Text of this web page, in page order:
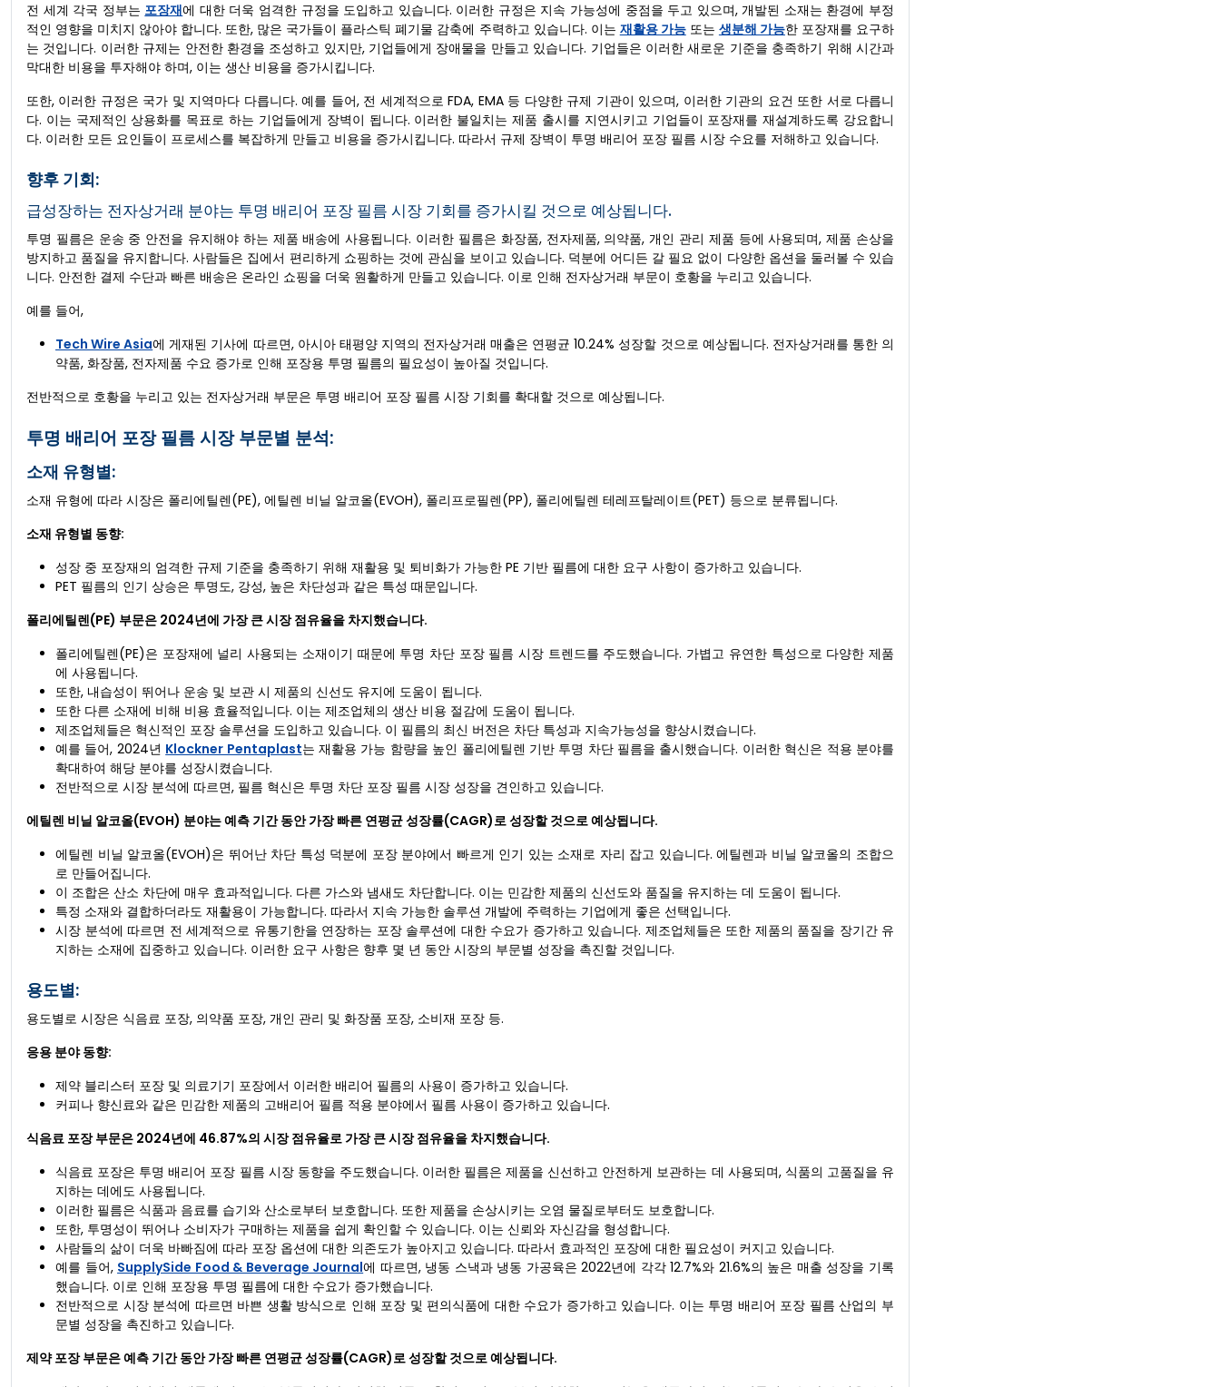
전 세계 각국 정부는 포장재에 대한 더욱 엄격한 규정을 도입하고 있습니다. 이러한 규정은 지속 가능성에 중점을 두고 있으며, 개발된 소재는 환경에 부정
적인 영향을 미치지 않아야 합니다. 또한, 많은 국가들이 플라스틱 폐기물 감축에 주력하고 있습니다. 이는 재활용 가능또는 생분해 가능한 포장재를 요구하
는 것입니다. 이러한 규제는 안전한 환경을 조성하고 있지만, 기업들에게 장애물을 만들고 있습니다. 기업들은 이러한 새로운 기준을 충족하기 위해 시간과
막대한 비용을 투자해야 하며, 이는 생산 비용을 증가시킵니다.
또한, 이러한 규정은 국가 및 지역마다 다릅니다. 예를 들어, 전 세계적으로 FDA, EMA 등 다양한 규제 기관이 있으며, 이러한 기관의 요건 또한 서로 다릅니
다. 이는 국제적인 상용화를 목표로 하는 기업들에게 장벽이 됩니다. 이러한 불일치는 제품 출시를 지연시키고 기업들이 포장재를 재설계하도록 강요합니
다. 이러한 모든 요인들이 프로세스를 복잡하게 만들고 비용을 증가시킵니다. 따라서 규제 장벽이 투명 배리어 포장 필름 시장 수요를 저해하고 있습니다.
향후 기회:
급성장하는 전자상거래 분야는 투명 배리어 포장 필름 시장 기회를 증가시킬 것으로 예상됩니다.
투명 필름은 운송 중 안전을 유지해야 하는 제품 배송에 사용됩니다. 이러한 필름은 화장품, 전자제품, 의약품, 개인 관리 제품 등에 사용되며, 제품 손상을
방지하고 품질을 유지합니다. 사람들은 집에서 편리하게 쇼핑하는 것에 관심을 보이고 있습니다. 덕분에 어디든 갈 필요 없이 다양한 옵션을 둘러볼 수 있습
니다. 안전한 결제 수단과 빠른 배송은 온라인 쇼핑을 더욱 원활하게 만들고 있습니다. 이로 인해 전자상거래 부문이 호황을 누리고 있습니다.
예를 들어,
Tech Wire Asia에 게재된 기사에 따르면, 아시아 태평양 지역의 전자상거래 매출은 연평균 10.24% 성장할 것으로 예상됩니다. 전자상거래를 통한 의
약품, 화장품, 전자제품 수요 증가로 인해 포장용 투명 필름의 필요성이 높아질 것입니다.
전반적으로 호황을 누리고 있는 전자상거래 부문은 투명 배리어 포장 필름 시장 기회를 확대할 것으로 예상됩니다.
투명 배리어 포장 필름 시장 부문별 분석:
소재 유형별:
소재 유형에 따라 시장은 폴리에틸렌(PE), 에틸렌 비닐 알코올(EVOH), 폴리프로필렌(PP), 폴리에틸렌 테레프탈레이트(PET) 등으로 분류됩니다.
소재 유형별 동향:
성장 중 포장재의 엄격한 규제 기준을 충족하기 위해 재활용 및 퇴비화가 가능한 PE 기반 필름에 대한 요구 사항이 증가하고 있습니다.
PET 필름의 인기 상승은 투명도, 강성, 높은 차단성과 같은 특성 때문입니다.
폴리에틸렌(PE) 부문은 2024년에 가장 큰 시장 점유율을 차지했습니다.
폴리에틸렌(PE)은 포장재에 널리 사용되는 소재이기 때문에 투명 차단 포장 필름 시장 트렌드를 주도했습니다. 가볍고 유연한 특성으로 다양한 제품
에 사용됩니다.
또한, 내습성이 뛰어나 운송 및 보관 시 제품의 신선도 유지에 도움이 됩니다.
또한 다른 소재에 비해 비용 효율적입니다. 이는 제조업체의 생산 비용 절감에 도움이 됩니다.
제조업체들은 혁신적인 포장 솔루션을 도입하고 있습니다. 이 필름의 최신 버전은 차단 특성과 지속가능성을 향상시켰습니다.
예를 들어, 2024년 Klockner Pentaplast는 재활용 가능 함량을 높인 폴리에틸렌 기반 투명 차단 필름을 출시했습니다. 이러한 혁신은 적용 분야를
확대하여 해당 분야를 성장시켰습니다.
전반적으로 시장 분석에 따르면, 필름 혁신은 투명 차단 포장 필름 시장 성장을 견인하고 있습니다.
에틸렌 비닐 알코올(EVOH) 분야는 예측 기간 동안 가장 빠른 연평균 성장률(CAGR)로 성장할 것으로 예상됩니다.
에틸렌 비닐 알코올(EVOH)은 뛰어난 차단 특성 덕분에 포장 분야에서 빠르게 인기 있는 소재로 자리 잡고 있습니다. 에틸렌과 비닐 알코올의 조합으
로 만들어집니다.
이 조합은 산소 차단에 매우 효과적입니다. 다른 가스와 냄새도 차단합니다. 이는 민감한 제품의 신선도와 품질을 유지하는 데 도움이 됩니다.
특정 소재와 결합하더라도 재활용이 가능합니다. 따라서 지속 가능한 솔루션 개발에 주력하는 기업에게 좋은 선택입니다.
시장 분석에 따르면 전 세계적으로 유통기한을 연장하는 포장 솔루션에 대한 수요가 증가하고 있습니다. 제조업체들은 또한 제품의 품질을 장기간 유
지하는 소재에 집중하고 있습니다. 이러한 요구 사항은 향후 몇 년 동안 시장의 부문별 성장을 촉진할 것입니다.
용도별:
용도별로 시장은 식음료 포장, 의약품 포장, 개인 관리 및 화장품 포장, 소비재 포장 등.
응용 분야 동향:
제약 블리스터 포장 및 의료기기 포장에서 이러한 배리어 필름의 사용이 증가하고 있습니다.
커피나 향신료와 같은 민감한 제품의 고배리어 필름 적용 분야에서 필름 사용이 증가하고 있습니다.
식음료 포장 부문은 2024년에 46.87%의 시장 점유율로 가장 큰 시장 점유율을 차지했습니다.
식음료 포장은 투명 배리어 포장 필름 시장 동향을 주도했습니다. 이러한 필름은 제품을 신선하고 안전하게 보관하는 데 사용되며, 식품의 고품질을 유
지하는 데에도 사용됩니다.
이러한 필름은 식품과 음료를 습기와 산소로부터 보호합니다. 또한 제품을 손상시키는 오염 물질로부터도 보호합니다.
또한, 투명성이 뛰어나 소비자가 구매하는 제품을 쉽게 확인할 수 있습니다. 이는 신뢰와 자신감을 형성합니다.
사람들의 삶이 더욱 바빠짐에 따라 포장 옵션에 대한 의존도가 높아지고 있습니다. 따라서 효과적인 포장에 대한 필요성이 커지고 있습니다.
예를 들어, SupplySide Food & Beverage Journal에 따르면, 냉동 스낵과 냉동 가공육은 2022년에 각각 12.7%와 21.6%의 높은 매출 성장을 기록
했습니다. 이로 인해 포장용 투명 필름에 대한 수요가 증가했습니다.
전반적으로 시장 분석에 따르면 바쁜 생활 방식으로 인해 포장 및 편의식품에 대한 수요가 증가하고 있습니다. 이는 투명 배리어 포장 필름 산업의 부
문별 성장을 촉진하고 있습니다.
제약 포장 부문은 예측 기간 동안 가장 빠른 연평균 성장률(CAGR)로 성장할 것으로 예상됩니다.